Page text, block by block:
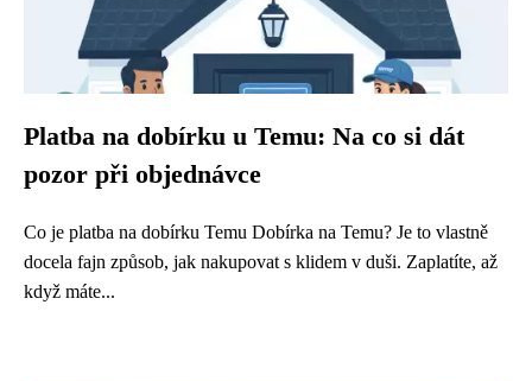
Platba na dobírku u Temu: Na co si dát
pozor při objednávce
Co je platba na dobírku Temu Dobírka na Temu? Je to vlastně
docela fajn způsob, jak nakupovat s klidem v duši. Zaplatíte, až
když máte...